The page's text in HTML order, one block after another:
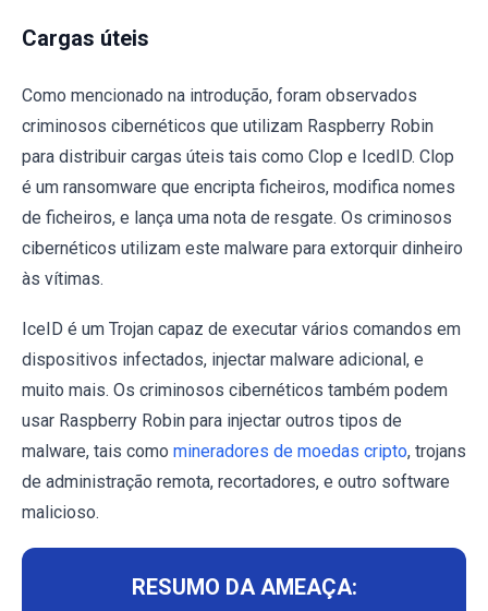
Cargas úteis
Como mencionado na introdução, foram observados
criminosos cibernéticos que utilizam Raspberry Robin
para distribuir cargas úteis tais como Clop e IcedID. Clop
é um ransomware que encripta ficheiros, modifica nomes
de ficheiros, e lança uma nota de resgate. Os criminosos
cibernéticos utilizam este malware para extorquir dinheiro
às vítimas.
IceID é um Trojan capaz de executar vários comandos em
dispositivos infectados, injectar malware adicional, e
muito mais. Os criminosos cibernéticos também podem
usar Raspberry Robin para injectar outros tipos de
malware, tais como mineradores de moedas cripto, trojans
de administração remota, recortadores, e outro software
malicioso.
RESUMO DA AMEAÇA: